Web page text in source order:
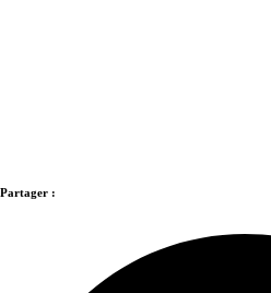
Partager :